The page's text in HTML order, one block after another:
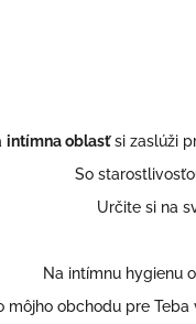
intímna oblasťsi zaslúži
So
Určite si na
Na intímnu hygienu
môjho obchodu pre